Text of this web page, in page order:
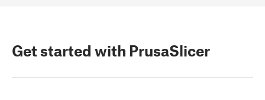
Get started with PrusaSlicer